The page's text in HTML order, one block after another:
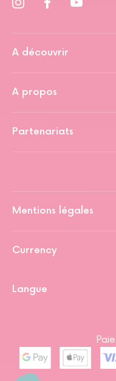
A découvrir
A propos
Partenariats
Mentions légales
Currency
Langue